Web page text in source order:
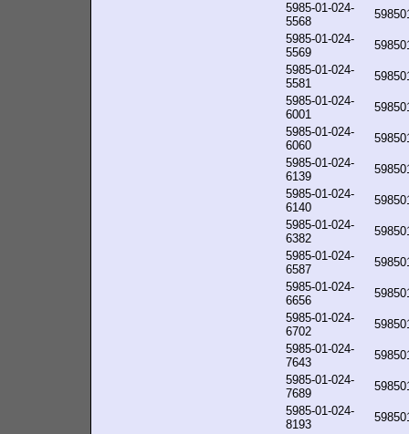
5985-01-024-
5568
5985-01-024-
5569
5985-01-024-
5581
5985-01-024-
6001
5985-01-024-
6060
5985-01-024-
6139
5985-01-024-
6140
5985-01-024-
6382
5985-01-024-
6587
5985-01-024-
6656
5985-01-024-
6702
5985-01-024-
7643
5985-01-024-
7689
5985-01-024-
8193